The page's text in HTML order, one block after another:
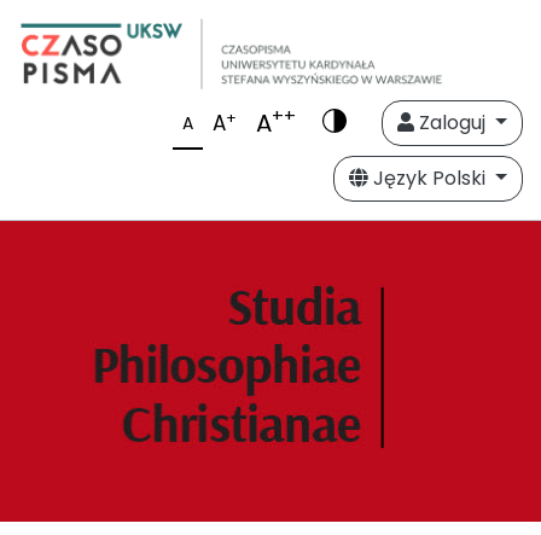
A A+ A++
Zaloguj
Język Polski